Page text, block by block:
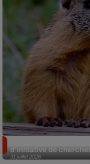
31 juillet 2026
d’initiative de